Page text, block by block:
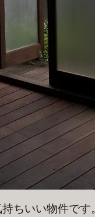
ちいい物件です。